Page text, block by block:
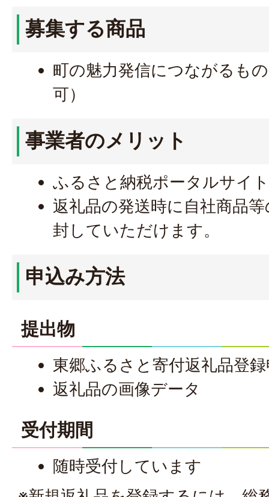
募集する商品
町の魅力発信につながるも
可）
事業者のメリット
ふるさと納税ポータルサイ
返礼品の発送時に自社商品
封していただけます。
申込み方法
提出物
東郷ふるさと寄付返礼品登
返礼品の画像データ
受付期間
随時受付しています